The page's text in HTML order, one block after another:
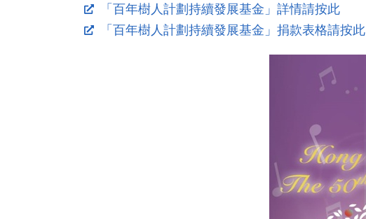
「百年樹人計劃持續發展基金」詳情請按此
「百年樹人計劃持續發展基金」捐款表格請按此